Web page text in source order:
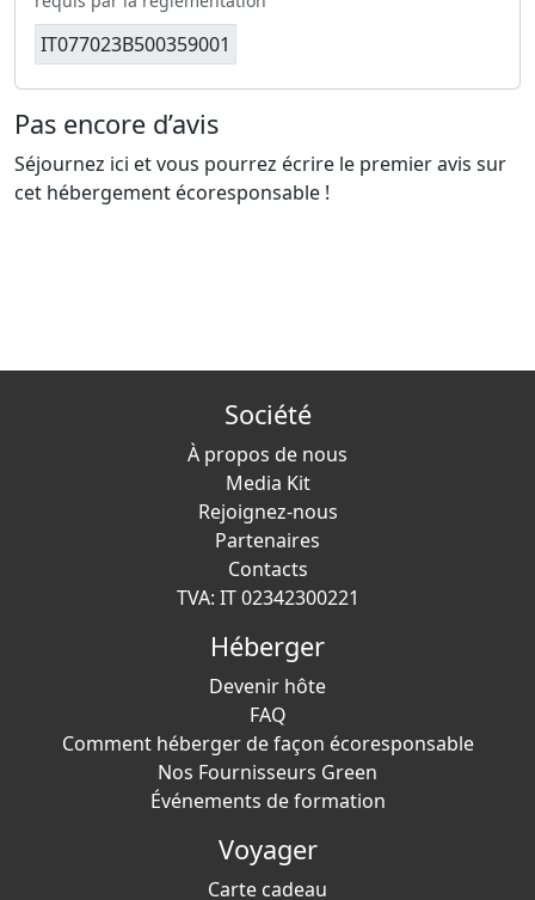
IT077023B500359001
Pas encore d’avis
Séjournez ici et vous pourrez écrire le premier avis sur
cet hébergement écoresponsable !
Société
À propos de nous
Media Kit
Rejoignez-nous
Partenaires
Contacts
TVA: IT 02342300221
Héberger
Devenir hôte
FAQ
Comment héberger de façon écoresponsable
Nos Fournisseurs Green
Événements de formation
Voyager
Carte cadeau